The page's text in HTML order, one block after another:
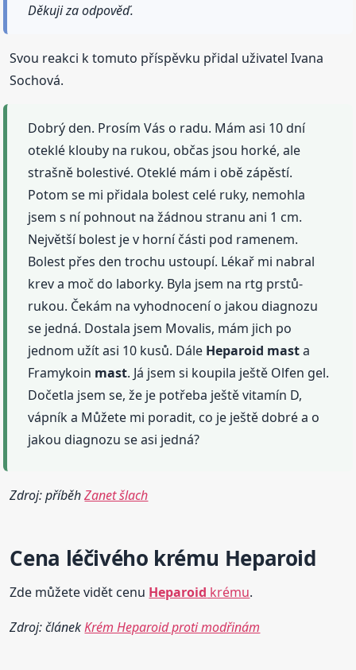
Děkuji za odpověď.
Svou reakci k tomuto příspěvku přidal uživatel Ivana
Sochová.
Dobrý den. Prosím Vás o radu. Mám asi 10 dní
oteklé klouby na rukou, občas jsou horké, ale
strašně bolestivé. Oteklé mám i obě zápěstí.
Potom se mi přidala bolest celé ruky, nemohla
jsem s ní pohnout na žádnou stranu ani 1 cm.
Největší bolest je v horní části pod ramenem.
Bolest přes den trochu ustoupí. Lékař mi nabral
krev a moč do laborky. Byla jsem na rtg prstů-
rukou. Čekám na vyhodnocení o jakou diagnozu
se jedná. Dostala jsem Movalis, mám jich po
jednom užít asi 10 kusů. Dále Heparoid masta
Framykoin mast. Já jsem si koupila ještě Olfen gel.
Dočetla jsem se, že je potřeba ještě vitamín D,
vápník a Můžete mi poradit, co je ještě dobré a o
jakou diagnozu se asi jedná?
Zdroj: příběhZanet šlach
Cena léčivého krému Heparoid
Zde můžete vidět cenu Heparoid krému.
Zdroj: článekKrém Heparoid proti modřinám